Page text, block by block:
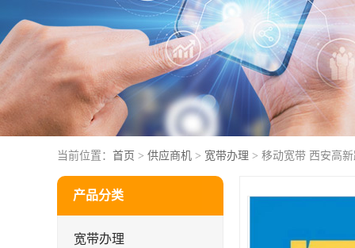
当前位置： 首页 > 供应商机 > 宽带办理 > 移动宽带 西安高
产品分类
宽带办理